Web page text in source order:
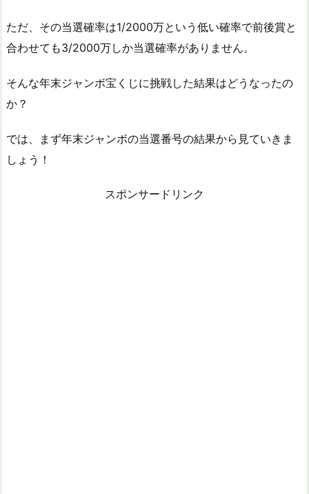
ただ、その当選確率は1/2000万という低い確率で前後賞と
合わせても3/2000万しか当選確率がありません。
そんな年末ジャンボ宝くじに挑戦した結果はどうなったの
か？
では、まず年末ジャンボの当選番号の結果から見ていきま
しょう！
スポンサードリンク